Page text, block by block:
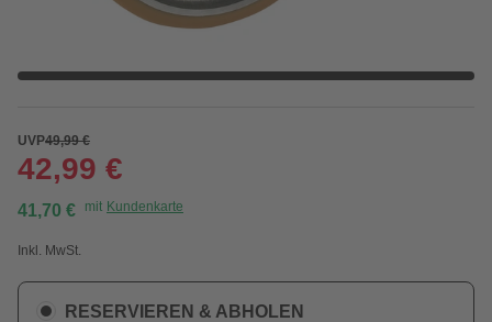
UVP49,99 €
42,99 €
41,70 € mit Kundenkarte
Inkl. MwSt.
RESERVIEREN & ABHOLEN